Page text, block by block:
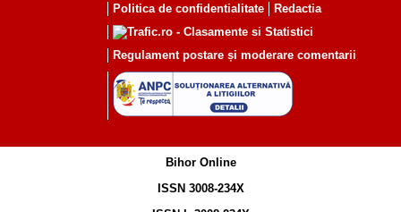
Politica de confidentialitate
Redactia
Regulament postare și moderare comentarii
Bihor Online
ISSN 3008-234X